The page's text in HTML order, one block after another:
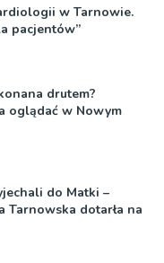
w Tarnowie.
pacjentów”
drutem?
oglądać w Nowym
do Matki –
Tarnowska dotarła na